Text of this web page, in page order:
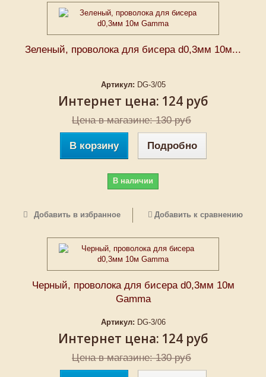
Зеленый, проволока для бисера d0,3мм 10м...
Артикул: DG-3/05
Интернет цена: 124 руб
Цена в магазине: 130 руб
В корзину Подробно
В наличии
Добавить в избранное Добавить к сравнению
Черный, проволока для бисера d0,3мм 10м
Gаmma
Артикул: DG-3/06
Интернет цена: 124 руб
Цена в магазине: 130 руб